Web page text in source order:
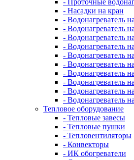
- Проточные
- Наcадки на кран
- Водонагреватель
- Водонагреватель
- Водонагреватель
- Водонагреватель
- Водонагреватель
- Водонагреватель
- Водонагреватель
- Водонагреватель
- Водонагреватель
- Водонагреватель
Тепловое оборудование
- Тепловые завесы
- Тепловые пушки
- Тепловентиляторы
- Конвекторы
- ИК обогреватели